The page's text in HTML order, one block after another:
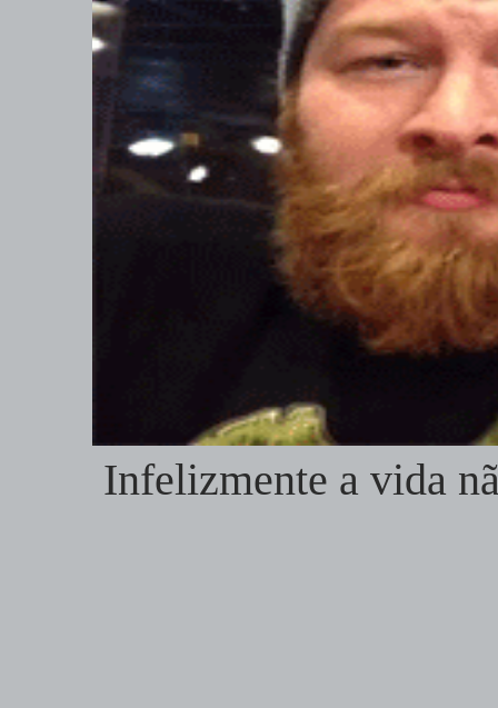
Infelizmente a vida